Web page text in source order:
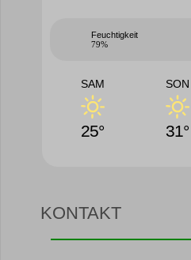
Feuchtigkeit
79%
SAM
25°
SON
31°
KONTAKT